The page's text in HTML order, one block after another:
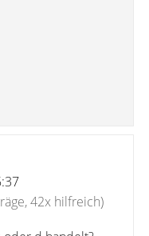
42x hilfreich)